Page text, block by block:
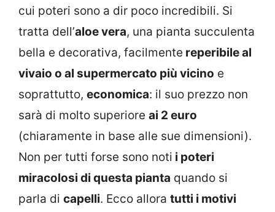
cui poteri sono a dir poco incredibili. Si
tratta dell’aloe vera, una pianta succulenta
bella e decorativa, facilmente reperibile al
vivaio o al supermercato più vicino e
soprattutto, economica: il suo prezzo non
sarà di molto superiore ai 2 euro
(chiaramente in base alle sue dimensioni).
Non per tutti forse sono noti i poteri
miracolosi di questa pianta quando si
parla di capelli. Ecco allora tutti i motivi